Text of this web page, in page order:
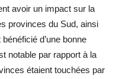
avoir un impact sur la
provinces du Sud, ainsi
d’une bonne
notable par rapport à la
étaient touchées par